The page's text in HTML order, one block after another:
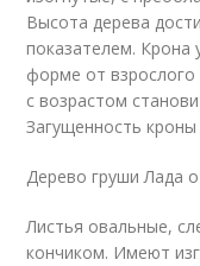
Высота дерева
показателем. Крона
форме от
с возрастом
Загущенность кроны
Дерево груши Лада
Листья овальные,
кончиком. Имеют